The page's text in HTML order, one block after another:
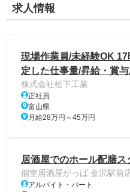
求人情報
現場作業員/未経験OK
定した仕事量/昇給・賞
株式会社松下工業
正社員
富山県
月給28万円～45万円
居酒屋でのホール配膳
個室居酒屋がっぱ 金沢駅前
アルバイト・パート